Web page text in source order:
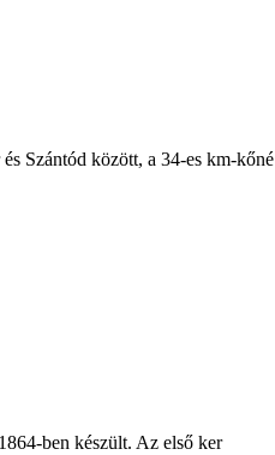
Szántód között, a 34-es km-kőné
ben készült. Az első ker